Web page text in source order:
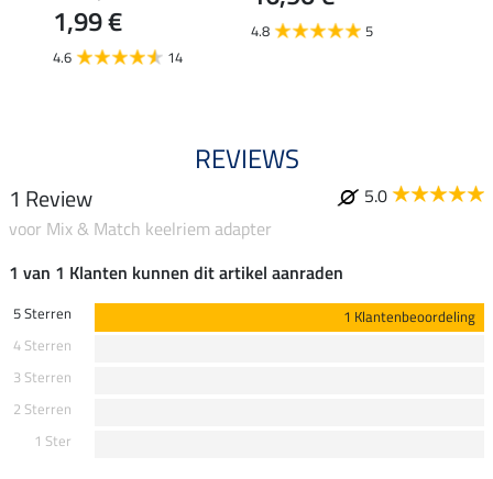
1,99 €
4.6 14
4.8 5
REVIEWS
1 Review
5.0
voor Mix & Match keelriem adapter
1 van 1 Klanten kunnen dit artikel aanraden
5 Sterren
1 Klantenbeoordeling
4 Sterren
3 Sterren
2 Sterren
1 Ster